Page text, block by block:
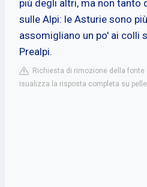
più degli altri, ma non tanto
sulle Alpi: le Asturie sono
assomigliano un po' ai colli
Prealpi.
Richiesta di rimozione della fonte
isualizza la risposta completa su